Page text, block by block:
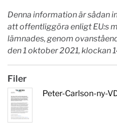
Denna information är sådan
att offentliggöra enligt EU:s
lämnades, genom
den 1 oktober 2021, klockan
Filer
Peter-Carlson-ny-